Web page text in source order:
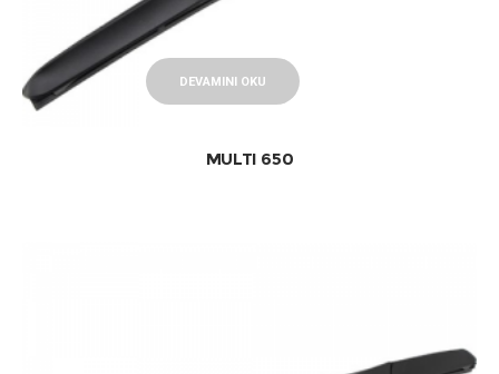
DEVAMINI OKU
MULTI 650